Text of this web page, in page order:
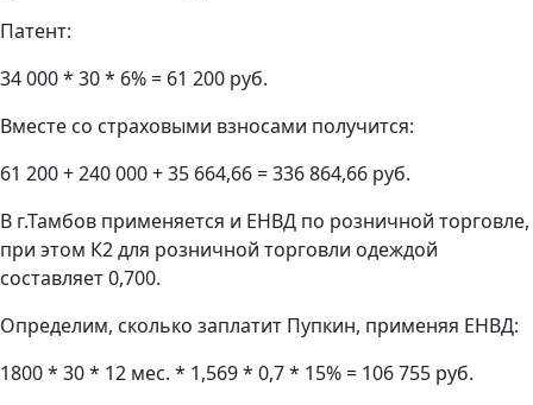
Патент:
34 000 * 30 * 6% = 61 200 руб.
Вместе со страховыми взносами получится:
61 200 + 240 000 + 35 664,66 = 336 864,66 руб.
В г.Тамбов применяется и ЕНВД по розничной торговле,
при этом К2 для розничной торговли одеждой
составляет 0,700.
Определим, сколько заплатит Пупкин, применяя ЕНВД:
1800 * 30 * 12 мес. * 1,569 * 0,7 * 15% = 106 755 руб.